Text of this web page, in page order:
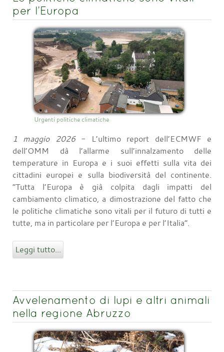
per l’Europa
Urgenti politiche climatiche
1 maggio 2026- L’ultimo report dell’ECMWF e
dell’OMM dà l’allarme sull’innalzamento delle
temperature in Europa e i suoi effetti sulla vita dei
cittadini europei e sulla biodiversità del continente.
“Tutta l’Europa è già colpita dagli impatti del
cambiamento climatico, a dimostrazione del fatto che
le politiche climatiche sono vitali per il futuro di tutti e
tutte, ma in particolare per l’Europa e per l’Italia”.
Leggi tutto...
Avvelenamento di lupi e altri animali
nella regione Abruzzo